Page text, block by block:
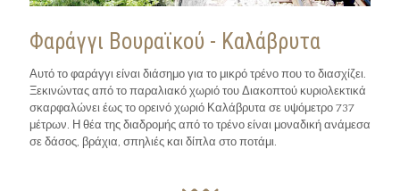
Φαράγγι Βουραϊκού - Καλάβρυτα
Αυτό το φαράγγι είναι διάσημο για το μικρό τρένο που το διασχίζει.
Ξεκινώντας από το παραλιακό χωριό του Διακοπτού κυριολεκτικά
σκαρφαλώνει έως το ορεινό χωριό Καλάβρυτα σε υψόμετρο 737
μέτρων. Η θέα της διαδρομής από το τρένο είναι μοναδική ανάμεσα
σε δάσος, βράχια, σπηλιές και δίπλα στο ποτάμι.